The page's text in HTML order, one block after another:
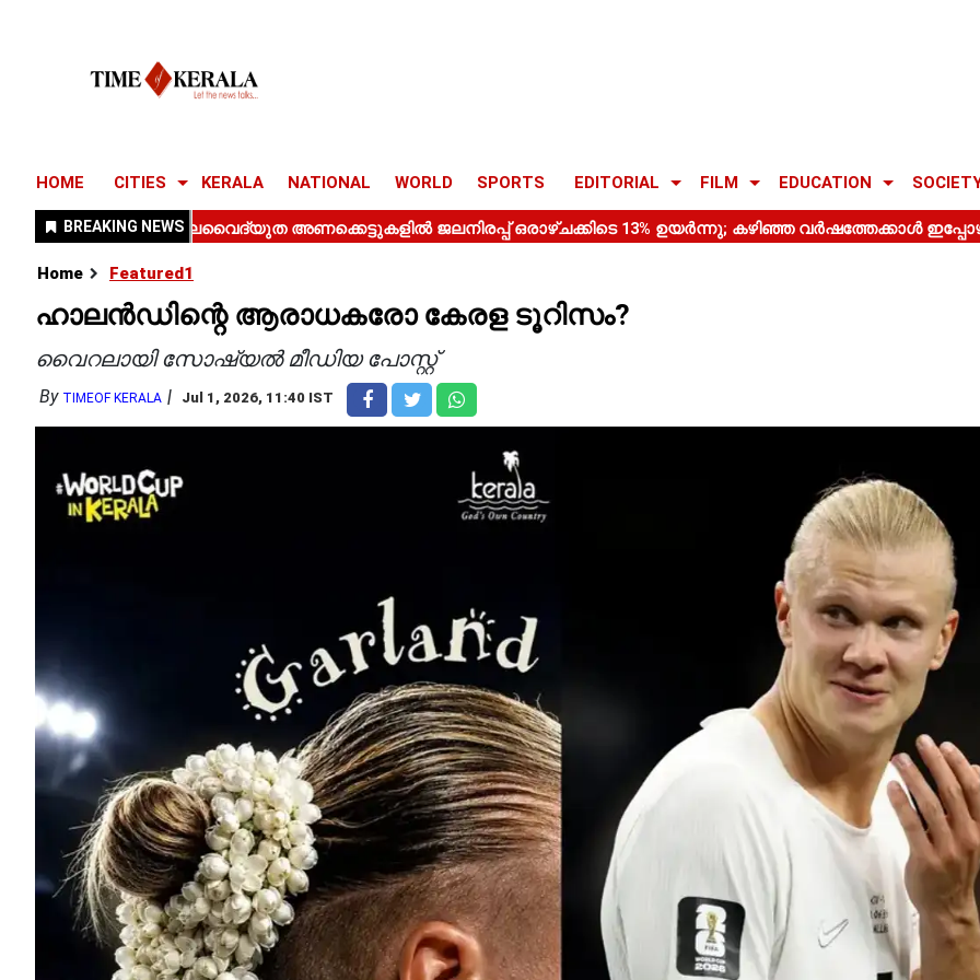
HOME CITIES KERALA NATIONAL WORLD SPORTS EDITORIAL FILM EDUCATION
Home Featured1
ഹാലൻഡിന്റെ ആരാധകരോ കേരള ടൂറിസം?
വൈറലായി സോഷ്യൽ മീഡിയ പോസ്റ്റ്
By TIMEOF KERALA Jul 1, 2026, 11:40 IST